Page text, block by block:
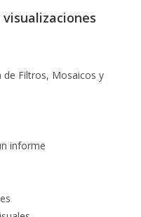
Filtros, Mosaicos y
informe